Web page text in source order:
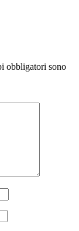
obbligatori sono